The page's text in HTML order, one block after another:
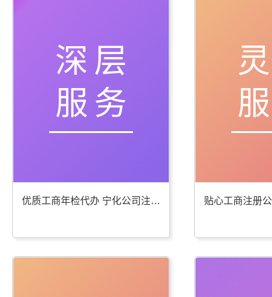
深层
服务
优质工商年检代办 宁化公司注册服务棒